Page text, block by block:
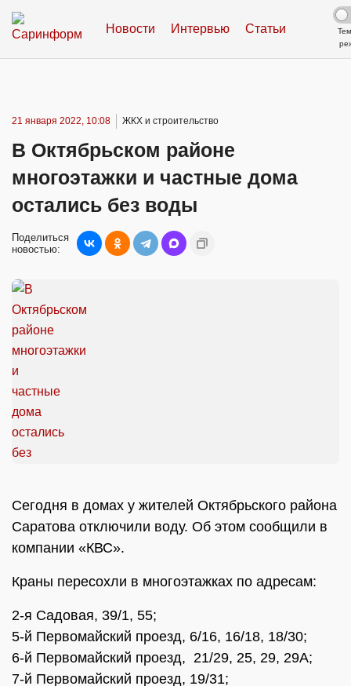
Новости Интервью Статьи
21 января 2022, 10:08 ЖКХ и строительство
В Октябрьском районе
многоэтажки и частные дома
остались без воды
Поделиться
новостью:
Сегодня в домах у жителей Октябрьского района
Саратова отключили воду. Об этом сообщили в
компании «КВС».
Краны пересохли в многоэтажках по адресам:
2-я Садовая, 39/1, 55;
5-й Первомайский проезд, 6/16, 16/18, 18/30;
6-й Первомайский проезд, 21/29, 25, 29, 29А;
7-й Первомайский проезд, 19/31;